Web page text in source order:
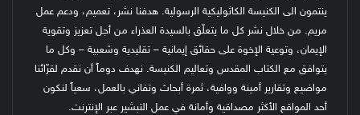
ينتمون الى الكنيسة الكاثوليكية الرسولية. هدفنا نشر، تعميم، ودعم عمل
مريم. من خلال نشر كل ما يتعلّق بالسيدة العذراء من أجل تعزيز وتقوية
الإيمان، وتوعية الإخوة على حقائق إيمانية – تقليدية وشعبية – وكل ما
يتوافق مع الكتاب المقدس وتعاليم الكنيسة. نهدف دوماً أن نقدم لقرّائنا
مواضيع وتقارير أمينة ووافية، ثمرة أبحاث وتفاني بالعمل، سعياً لنكون
أحد المواقع الأكثر مصداقية وأمانة في عمل التبشير عبر الإنترنت.